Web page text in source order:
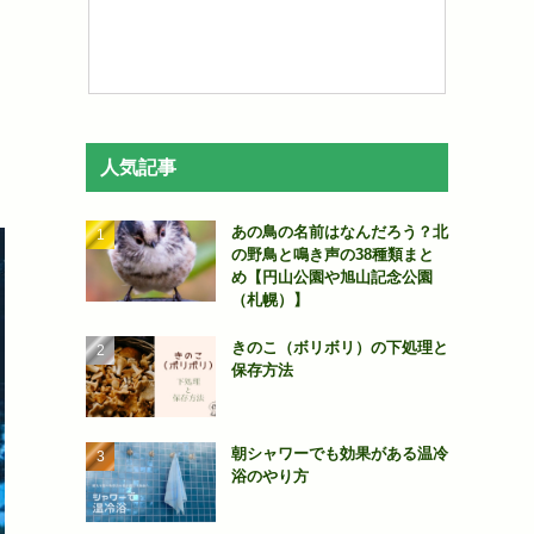
人気記事
あの鳥の名前はなんだろう？北
の野鳥と鳴き声の38種類まと
め【円山公園や旭山記念公園
（札幌）】
きのこ（ボリボリ）の下処理と
保存方法
朝シャワーでも効果がある温冷
浴のやり方